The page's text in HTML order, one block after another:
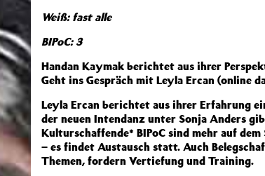
Weiß: fast alle
BIPoC: 3
Handan Kaymak berichtet aus ihrer
Geht ins Gespräch mit Leyla Ercan (online
Leyla Ercan berichtet aus ihrer Erfahrung
der neuen Intendanz unter Sonja Anders
Kulturschaffende* BIPoC sind mehr auf
– es findet Austausch statt. Auch
Themen, fordern Vertiefung und Training.